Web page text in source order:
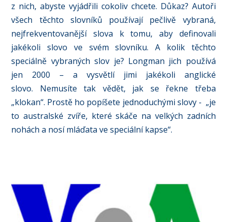
z nich, abyste vyjádřili cokoliv chcete. Důkaz? Autoři
všech těchto slovníků používají pečlivě vybraná,
nejfrekventovanější slova k tomu, aby definovali
jakékoli slovo ve svém slovníku. A kolik těchto
speciálně vybraných slov je? Longman jich používá
jen 2000 – a vysvětlí jimi jakékoli anglické
slovo. Nemusíte tak vědět, jak se řekne třeba
„klokan“. Prostě ho popíšete jednoduchými slovy - „je
to australské zvíře, které skáče na velkých zadních
nohách a nosí mláďata ve speciální kapse“.